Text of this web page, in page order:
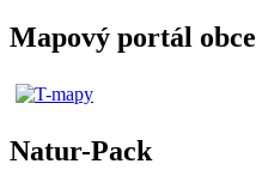
Mapový portál obce
Natur-Pack